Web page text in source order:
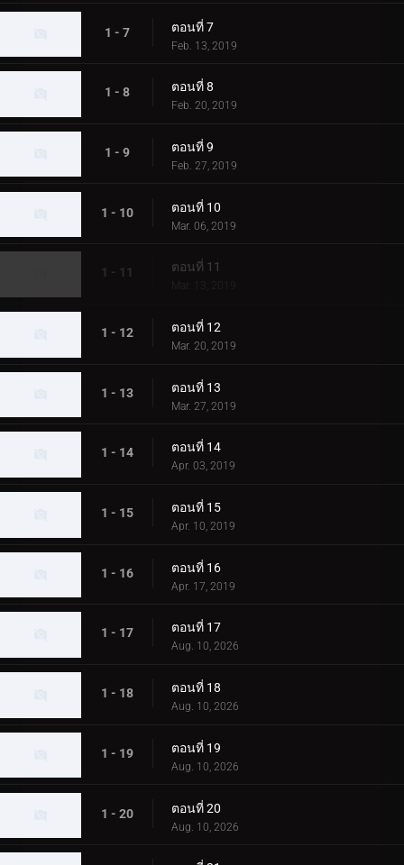
1 - 7 ตอนที่ 7
Feb. 13, 2019
1 - 8 ตอนที่ 8
Feb. 20, 2019
1 - 9 ตอนที่ 9
Feb. 27, 2019
1 - 10 ตอนที่ 10
Mar. 06, 2019
1 - 11 ตอนที่ 11
Mar. 13, 2019
1 - 12 ตอนที่ 12
Mar. 20, 2019
1 - 13 ตอนที่ 13
Mar. 27, 2019
1 - 14 ตอนที่ 14
Apr. 03, 2019
1 - 15 ตอนที่ 15
Apr. 10, 2019
1 - 16 ตอนที่ 16
Apr. 17, 2019
1 - 17 ตอนที่ 17
Aug. 10, 2026
1 - 18 ตอนที่ 18
Aug. 10, 2026
1 - 19 ตอนที่ 19
Aug. 10, 2026
1 - 20 ตอนที่ 20
Aug. 10, 2026